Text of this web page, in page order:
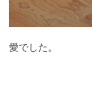
愛でした。